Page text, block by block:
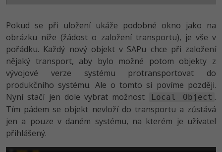
Pokud se při uložení ukáže podobné okno jako na
obrázku níže (žádost o založení transportu), je vše v
pořádku. Každý nový objekt v SAPu chce při založení
nějaký transport, aby bylo možné potom objekty z
vývojové verze systému protransportovat do
produkčního systému. Ale o tomto si povíme později.
Nyní stačí jen dole vybrat možnost
Local Object .
Tím pádem se objekt nevloží do transportu a zůstává
jen a pouze v daném systému, na kterém je uživatel
přihlášený.